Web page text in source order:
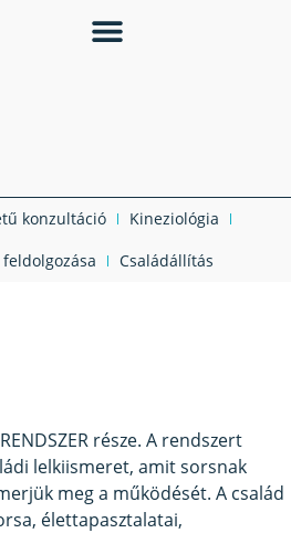
konzultáció
Kineziológia
feldolgozása
Családállítás
része. A rendszert
lelkiismeret, amit sorsnak
meg a működését. A család
élettapasztalatai,